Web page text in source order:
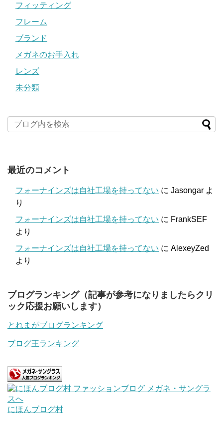
フィッティング
フレーム
ブランド
メガネのお手入れ
レンズ
未分類
最近のコメント
フォーナインズは自社工場を持ってない に Jasongar よ
り
フォーナインズは自社工場を持ってない に FrankSEF
より
フォーナインズは自社工場を持ってない に AlexeyZed
より
ブログランキング（記事が参考になりましたらクリ
ック応援お願いします）
とれまがブログランキング
ブログ王ランキング
にほんブログ村